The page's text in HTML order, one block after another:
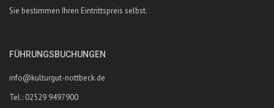
Sie bestimmen Ihren Eintrittspreis selbst.
FÜHRUNGSBUCHUNGEN
info@kulturgut-nottbeck.de
Tel.: 02529 9497900